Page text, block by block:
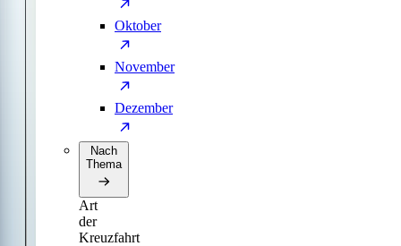
Oktober
November
Dezember
Nach
Thema
Art
der
Kreuzfahrt